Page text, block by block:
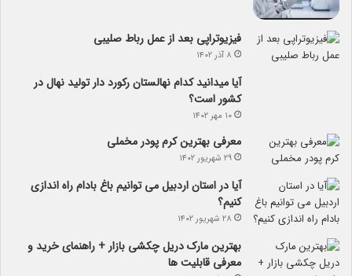
فیزیوتراپی بعد از عمل رباط صلیبی
۸ آذر ۱۴۰۲
آیا می­دانید کدام نهالستان رکورد دار تولید نهال­ در
کشور است؟
۱۰ مهر ۱۴۰۲
معرفی بهترین کرم پودر مخملی
۲۹ شهریور ۱۴۰۲
آیا در استان اردبیل می توانیم باغ بادام راه اندازی
کنیم؟
۲۸ شهریور ۱۴۰۲
بهترین مارک دریل چکشی بازار + راهنمای خرید و
معرفی قابلیت ها